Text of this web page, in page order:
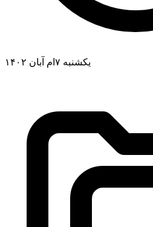
یکشنبه ۷ام آبان ۱۴۰۲